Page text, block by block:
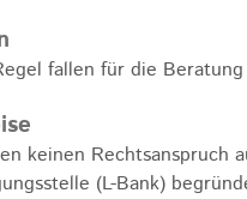
fallen für die
keinen Rechtsanspruch
(L-Bank)